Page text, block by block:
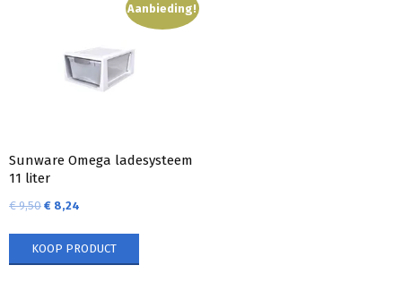
Aanbieding!
Sunware Omega ladesysteem
11 liter
€9,50 € 8,24
KOOP PRODUCT